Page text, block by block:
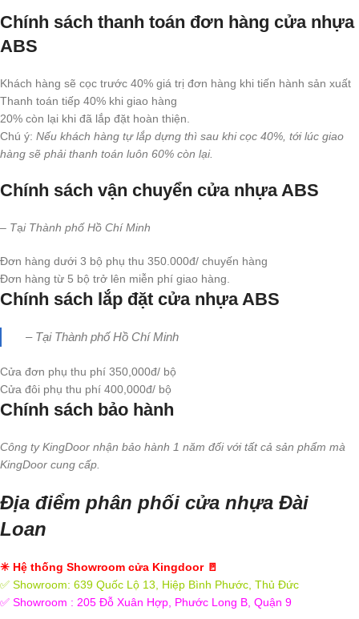
Chính sách thanh toán đơn hàng cửa nhựa
ABS
Khách hàng sẽ cọc trước 40% giá trị đơn hàng khi tiến hành sản xuất
Thanh toán tiếp 40% khi giao hàng
20% còn lại khi đã lắp đặt hoàn thiện.
Chú ý: Nếu khách hàng tự lắp dựng thì sau khi cọc 40%, tới lúc giao
hàng sẽ phải thanh toán luôn 60% còn lại.
Chính sách vận chuyển cửa nhựa ABS
– Tại Thành phố Hồ Chí Minh
Đơn hàng dưới 3 bộ phụ thu 350.000đ/ chuyến hàng
Đơn hàng từ 5 bộ trở lên miễn phí giao hàng.
Chính sách lắp đặt cửa nhựa ABS
– Tại Thành phố Hồ Chí Minh
Cửa đơn phụ thu phí 350,000đ/ bộ
Cửa đôi phụ thu phí 400,000đ/ bộ
Chính sách bảo hành
Công ty KingDoor nhận bảo hành 1 năm đối với tất cả sản phẩm mà
KingDoor cung cấp.
Địa điểm phân phối cửa nhựa Đài
Loan
✳ Hệ thống Showroom cửa Kingdoor 🚪
✅ Showroom: 639 Quốc Lộ 13, Hiệp Bình Phước, Thủ Đức
✅ Showroom : 205 Đỗ Xuân Hợp, Phước Long B, Quận 9